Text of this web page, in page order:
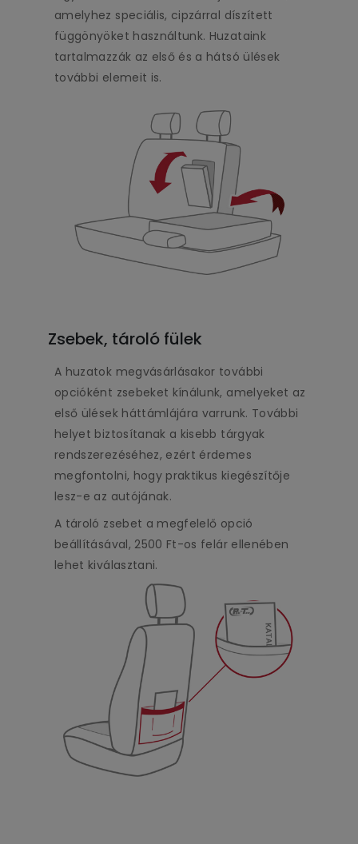
amelyhez speciális, cipzárral díszített
függönyöket használtunk. Huzataink
tartalmazzák az első és a hátsó ülések
további elemeit is.
Zsebek, tároló fülek
A huzatok megvásárlásakor további
opcióként zsebeket kínálunk, amelyeket az
első ülések háttámlájára varrunk. További
helyet biztosítanak a kisebb tárgyak
rendszerezéséhez, ezért érdemes
megfontolni, hogy praktikus kiegészítője
lesz-e az autójának.
A tároló zsebet a megfelelő opció
beállításával, 2500 Ft-os felár ellenében
lehet kiválasztani.